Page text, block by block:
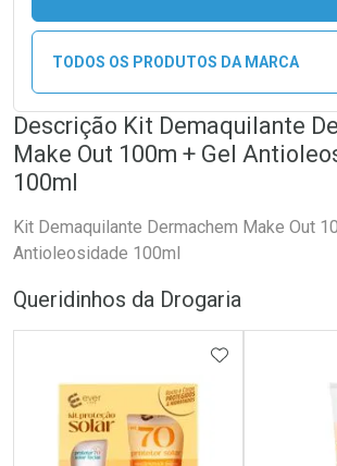
TODOS OS PRODUTOS DA MARCA
Descrição Kit Demaquilante
Make Out 100m + Gel
100ml
Kit Demaquilante Dermachem Make Out
Antioleosidade 100ml
Queridinhos da Drogaria
ADICIONAR